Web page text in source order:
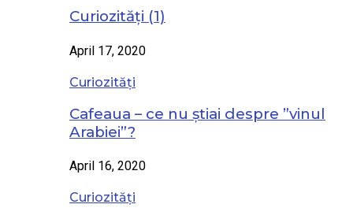
Curiozități (1)
April 17, 2020
Curiozități
Cafeaua – ce nu știai despre ”vinul
Arabiei”?
April 16, 2020
Curiozități